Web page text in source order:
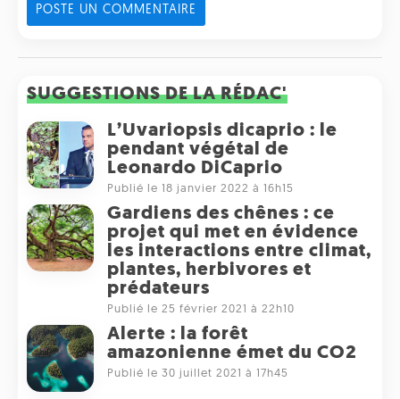
POSTE UN COMMENTAIRE
SUGGESTIONS DE LA RÉDAC'
L’Uvariopsis dicaprio : le
pendant végétal de
Leonardo DiCaprio
Publié le 18 janvier 2022 à 16h15
Gardiens des chênes : ce
projet qui met en évidence
les interactions entre climat,
plantes, herbivores et
prédateurs
Publié le 25 février 2021 à 22h10
Alerte : la forêt
amazonienne émet du CO2
Publié le 30 juillet 2021 à 17h45